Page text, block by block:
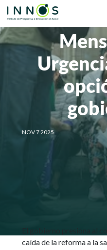
NOV 7 2025
caída de la reforma a la